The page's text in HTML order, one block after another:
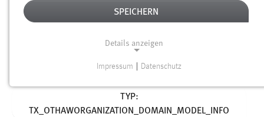
Alter
TYP:
TX_OTHAWORGANIZATION_DOMAIN_MODEL_INFO
SPEICHERN
Details anzeigen
Notwendige Cookies ermöglichen grundlegende
Funktionen und sind für die einwandfreie Funktion der
Impressum Datenschutz